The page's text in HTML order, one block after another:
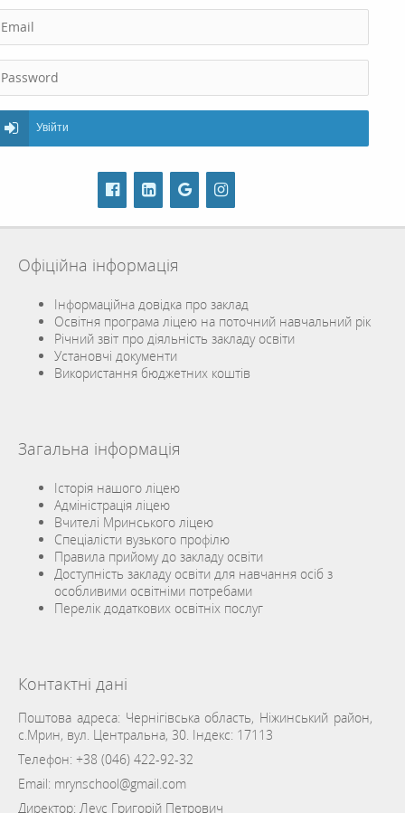
Увійти
Офіційна інформація
Інформаційна довідка про заклад
Освітня програма ліцею на поточний навчальний рік
Річний звіт про діяльність закладу освіти
Установчі документи
Використання бюджетних коштів
Загальна інформація
Історія нашого ліцею
Адміністрація ліцею
Вчителі Мринського ліцею
Спеціалісти вузького профілю
Правила прийому до закладу освіти
Доступність закладу освіти для навчання осіб з
особливими освітніми потребами
Перелік додаткових освітніх послуг
Контактні дані
Поштова адреса: Чернігівська область, Ніжинський район,
с.Мрин, вул. Центральна, 30. Індекс: 17113
Телефон: +38 (046) 422-92-32
Email: mrynschool@gmail.com
Директор: Леус Григорій Петрович